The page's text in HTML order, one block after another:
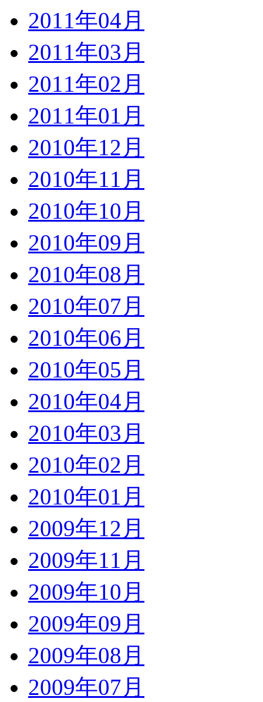
2011年04月
2011年03月
2011年02月
2011年01月
2010年12月
2010年11月
2010年10月
2010年09月
2010年08月
2010年07月
2010年06月
2010年05月
2010年04月
2010年03月
2010年02月
2010年01月
2009年12月
2009年11月
2009年10月
2009年09月
2009年08月
2009年07月